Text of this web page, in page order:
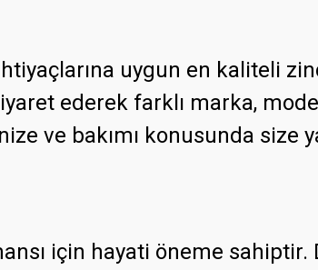
uygun en kaliteli
ederek farklı marka,
ve bakımı konusunda size
için hayati öneme sahiptir.